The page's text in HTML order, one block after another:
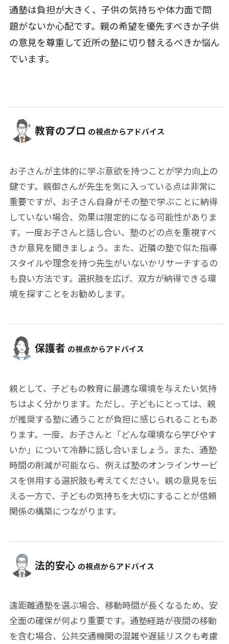
通塾は負担が大きく、子供の気持ちや体力面で問
題がないか心配です。親の希望を優先すべきか子供
の意見を尊重して近所の塾に切り替えるべきか悩ん
でいます。
教育のプロ の視点からアドバイス
お子さんが主体的に学ぶ意欲を持つことが学力向上の
鍵です。親御さんが先生を気に入っている点は非常に
重要ですが、お子さん自身がその塾で学ぶことに納得
していない場合、効果は限定的になる可能性がありま
す。一度お子さんと話し合い、塾のどの点を重視すべ
きか意見を聞きましょう。また、近隣の塾で似た指導
スタイルや理念を持つ先生がいないかリサーチするの
も良い方法です。選択肢を広げ、双方が納得できる環
境を探すことをお勧めします。
保護者 の視点からアドバイス
親として、子どもの教育に最適な環境を与えたい気持
ちはよく分かります。ただし、子どもにとっては、親
が推奨する塾に通うことが負担に感じられることもあ
ります。一度、お子さんと「どんな環境なら学びやす
いか」について冷静に話し合いましょう。また、通塾
時間の削減が可能なら、例えば塾のオンラインサービ
スを併用する選択肢も考えてください。親の意見を伝
える一方で、子どもの気持ちを大切にすることが信頼
関係の構築につながります。
法的安心 の視点からアドバイス
遠距離通塾を選ぶ場合、移動時間が長くなるため、安
全面の確保が何より重要です。通塾経路が夜間の移動
を含む場合、公共交通機関の混雑や遅延リスクも考慮